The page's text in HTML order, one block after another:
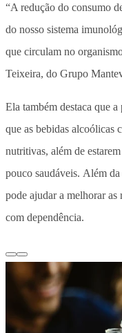
“A redução do consumo
do nosso sistema
que circulam no
Teixeira, do Grupo
Ela também destaca que
que as bebidas alcoólicas
nutritivas, além de
pouco saudáveis. Além
pode ajudar a melhorar as
com dependência.